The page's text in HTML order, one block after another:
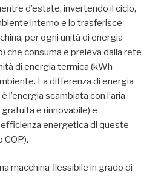
d’estate, invertendo il ciclo,
interno e lo trasferisce
per ogni unità di energia
che consuma e preleva dalla rete
di energia termica (kWh
La differenza di energia
l’energia scambiata con l’aria
e rinnovabile) e
energetica di queste
COP).
macchina flessibile in grado di